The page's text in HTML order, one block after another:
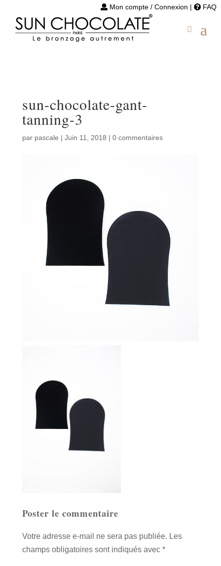
Mon compte / Connexion | FAQ
sun-chocolate-gant-
tanning-3
par pascale | Juin 11, 2018 | 0 commentaires
Poster le commentaire
Votre adresse e-mail ne sera pas publiée. Les
champs obligatoires sont indiqués avec *